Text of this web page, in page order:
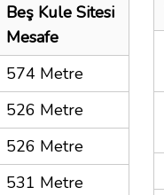
Beş Kule Sitesi
Mesafe
574 Metre
526 Metre
526 Metre
531 Metre